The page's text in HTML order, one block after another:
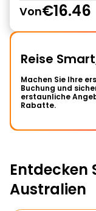
Von€16.46
Reise
Machen Sie Ihre
Buchung und
erstaunliche
Rabatte.
Entdecken
Australien